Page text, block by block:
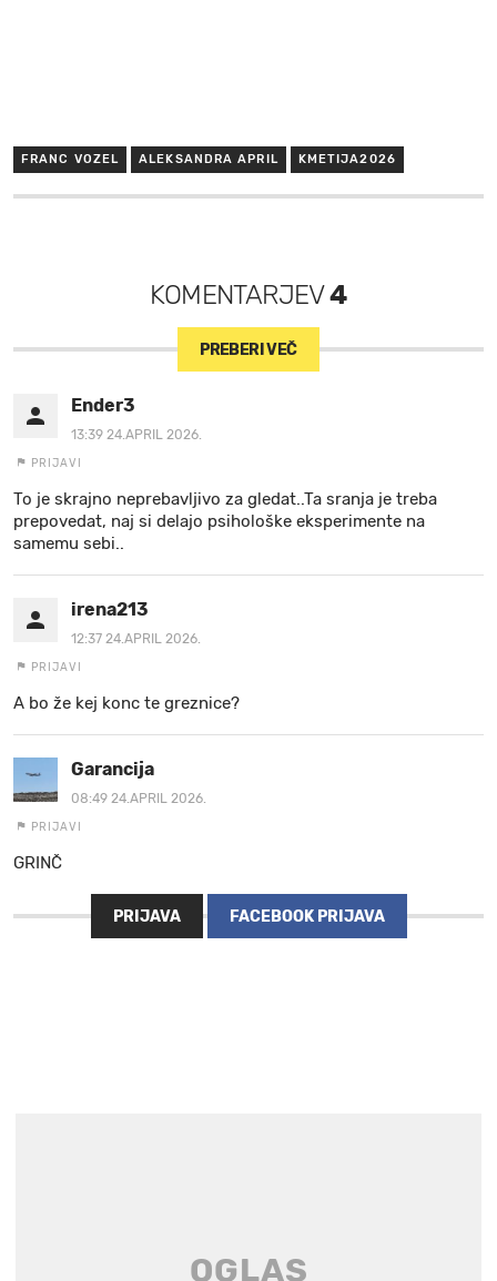
FRANC VOZEL ALEKSANDRA APRIL KMETIJA2026
KOMENTARJEV4
PREBERI VEČ
Ender3
13:39 24.APRIL 2026.
PRIJAVI
To je skrajno neprebavljivo za gledat..Ta sranja je treba
prepovedat, naj si delajo psihološke eksperimente na
samemu sebi..
irena213
12:37 24.APRIL 2026.
PRIJAVI
A bo že kej konc te greznice?
Garancija
08:49 24.APRIL 2026.
PRIJAVI
GRINČ
PRIJAVA FACEBOOK PRIJAVA